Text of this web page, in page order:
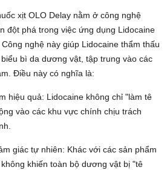
xịt OLO Delay nằm ở công nghệ
đột phá trong việc ứng dụng Lidocaine
nghệ này giúp Lidocaine thẩm thấu
bì da dương vật, tập trung vào các
Điều này có nghĩa là:
hiệu quả: Lidocaine không chỉ "làm tê
vào các khu vực chính chịu trách
giác tự nhiên: Khác với các sản phẩm
khiến toàn bộ dương vật bị "tê